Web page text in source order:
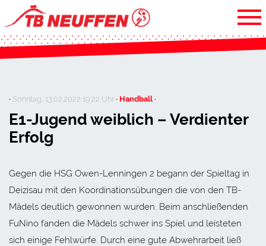
· Sonntag, 13.02.2022 19:22 Uhr· Handball ·
E1-Jugend weiblich – Verdienter
Erfolg
Gegen die HSG Owen-Lenningen 2 begann der Spieltag in
Deizisau mit den Koordinationsübungen die von den TB-
Mädels deutlich gewonnen wurden. Beim anschließenden
FuNino fanden die Mädels schwer ins Spiel und leisteten
sich einige Fehlwürfe. Durch eine gute Abwehrarbeit ließ